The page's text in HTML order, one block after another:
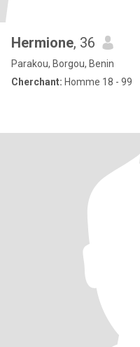
Hermione, 36
Parakou, Borgou, Benin
Cherchant: Homme 18 - 99